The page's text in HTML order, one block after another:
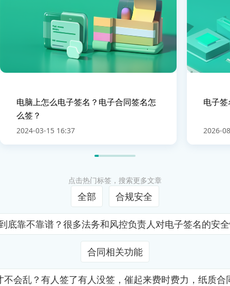
电脑上怎么电子签名？电子合同签名怎
么签？
2024-03-15 16:37
电子
2026-
点击热门标签，搜索更多文章
全部 合规安全
靠不靠谱？很多法务和风控负责人对电子签名的
合同相关功能
会乱？有人签了有人没签，催起来费时费力，纸质